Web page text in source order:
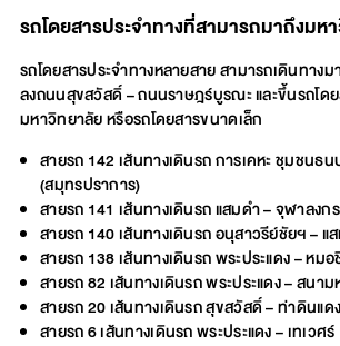
รถโดยสารประจำทางที่สามารถมาถึงมห
รถโดยสารประจำทางหลายสาย สามารถเดินทาง
ลงถนนสุขสวัสดิ์ – ถนนราษฎร์บูรณะ และขึ้นรถโด
มหาวิทยาลัย หรือรถโดยสารขนาดเล็ก
สายรถ 142 เส้นทางเดินรถ การเคหะ ชุมชนธ
(สมุทรปราการ)
สายรถ 141 เส้นทางเดินรถ แสมดำ – จุฬาลง
สายรถ 140 เส้นทางเดินรถ อนุสาวรีย์ชัยฯ – แ
สายรถ 138 เส้นทางเดินรถ พระประแดง – หม
สายรถ 82 เส้นทางเดินรถ พระประแดง – สนาม
สายรถ 20 เส้นทางเดินรถ สุขสวัสดิ์ – ท่าดินแดง
สายรถ 6 เส้นทางเดินรถ พระประแดง – เทเวศร์